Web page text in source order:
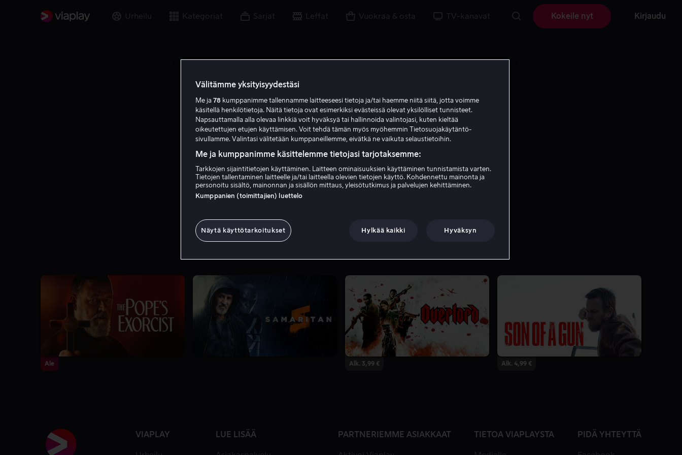
Urheilu Kategoriat Sarjat Leffat Vuokraa & osta TV-kanavat Kokeile nyt Kirjaudu
Julius Avery
Ale Alk. 3,99 € Alk. 4,99 €
VIAPLAY LUE LISÄÄ PARTNERIEMME ASIAKKAAT TIETOA VIAPLAYSTA PIDÄ YHTEYTTÄ
Välitämme yksityisyydestäsi
Me ja 78 kumppanimme tallennamme laitteeseesi tietoja ja/tai haemme niitä siitä, jotta voimme
käsitellä henkilötietoja. Näitä tietoja ovat esimerkiksi evästeissä olevat yksilölliset tunnisteet.
Napsauttamalla alla olevaa linkkiä voit hyväksyä tai hallinnoida valintojasi, kuten kieltää
oikeutettujen etujen käyttämisen. Voit tehdä tämän myös myöhemmin Tietosuojakäytäntö-
sivullamme. Valintasi välitetään kumppaneillemme, eivätkä ne vaikuta selaustietoihin.
Me ja kumppanimme käsittelemme tietojasi tarjotaksemme:
Tarkkojen sijaintitietojen käyttäminen. Laitteen ominaisuuksien käyttäminen tunnistamista varten.
Tietojen tallentaminen laitteelle ja/tai laitteella olevien tietojen käyttö. Kohdennettu mainonta ja
personoitu sisältö, mainonnan ja sisällön mittaus, yleisötutkimus ja palvelujen kehittäminen.
Kumppanien (toimittajien) luettelo
Näytä käyttötarkoitukset Hylkää kaikki Hyväksyn